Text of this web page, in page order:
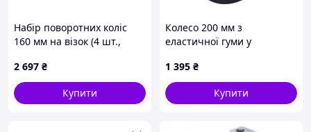
Набір поворотних коліс
160 мм на візок (4 шт.,
2 697 ₴
Купити
Колесо 200 мм з
еластичної гуми у
середньопосиленному
кронштейні "Medium" (500
кг)
1 395 ₴
Купити